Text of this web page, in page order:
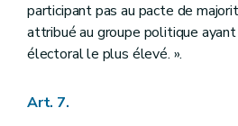
participant pas au pacte de
attribué au groupe politique
électoral le plus élevé. ».
Art. 7.